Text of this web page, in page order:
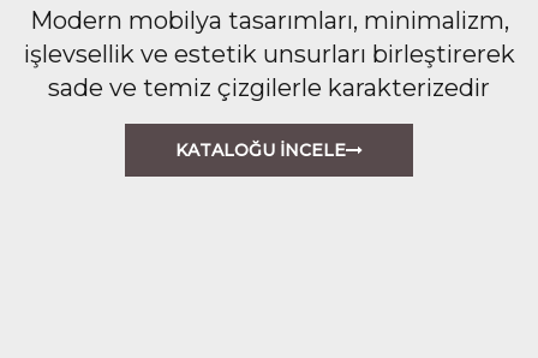
Modern mobilya tasarımları, minimalizm,
işlevsellik ve estetik unsurları birleştirerek
sade ve temiz çizgilerle karakterizedir
KATALOĞU İNCELE